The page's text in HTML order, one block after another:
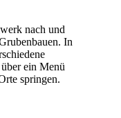
nach und
In
ein Menü
springen.